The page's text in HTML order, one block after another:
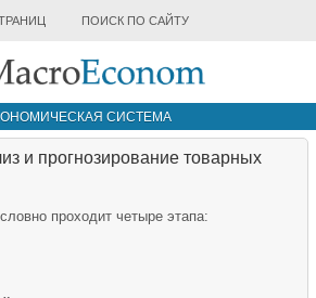
ПОИСК ПО САЙТУ
СИСТЕМА
и прогнозирование товарных
проходит четыре этапа: